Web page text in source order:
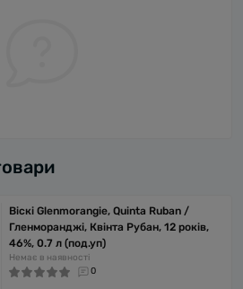
Віскі Glenmorangie, Quinta Ruban /
Гленморанджі, Квінта Рубан, 12 років,
46%, 0.7 л (под.уп)
Немає в наявності
0